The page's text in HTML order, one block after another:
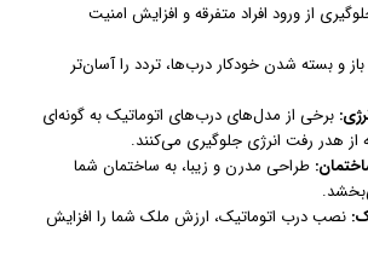
از ورود افراد متفرقه و افزایش امنیت
باز و بسته شدن خودکار درب‌ها، تردد را آسان‌تر
برخی از مدل‌های درب‌های اتوماتیک به گونه‌ای
از هدر رفت انرژی جلوگیری می‌کنند.
طراحی مدرن و زیبا، به ساختمان شما
نصب درب اتوماتیک، ارزش ملک شما را افزایش